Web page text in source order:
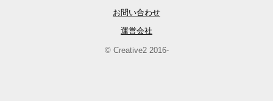
お問い合わせ
運営会社
© Creative2 2016-